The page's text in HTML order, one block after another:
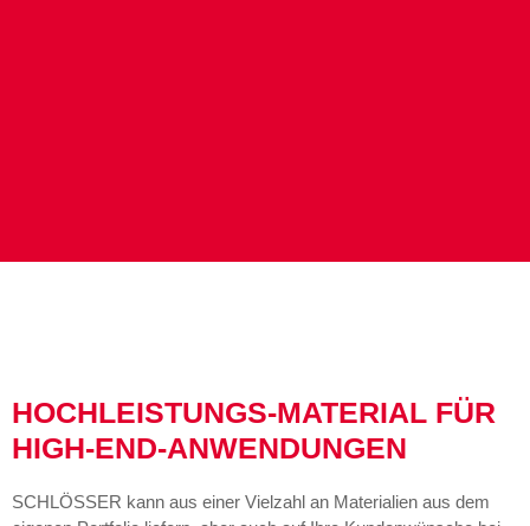
HOCHLEISTUNGS-MATERIAL FÜR
HIGH-END-ANWENDUNGEN
SCHLÖSSER kann aus einer Vielzahl an Materialien aus dem